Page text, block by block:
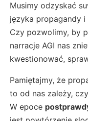
Musimy odzyskać
języka propagandy i
Czy pozwolimy, by
narracje AGI nas
kwestionować,
Pamiętajmy, że
to od nas zależy,
W epoce